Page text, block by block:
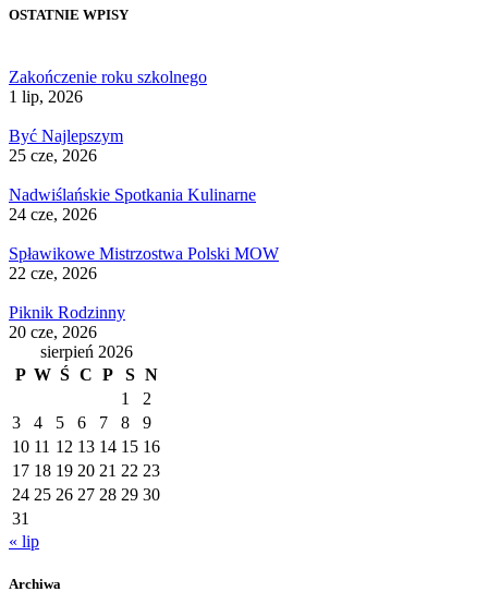
OSTATNIE WPISY
Zakończenie roku szkolnego
1 lip, 2026
Być Najlepszym
25 cze, 2026
Nadwiślańskie Spotkania Kulinarne
24 cze, 2026
Spławikowe Mistrzostwa Polski MOW
22 cze, 2026
Piknik Rodzinny
20 cze, 2026
sierpień 2026
P W Ś C P S N
1
2
3
4 5 6 7 8
9
10 11 12 13 14 15 16
17 18 19 20 21 22 23
24 25 26 27 28 29 30
31
« lip
Archiwa